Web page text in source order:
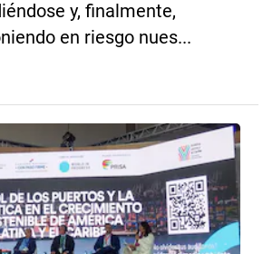
y, finalmente,
en riesgo nues...